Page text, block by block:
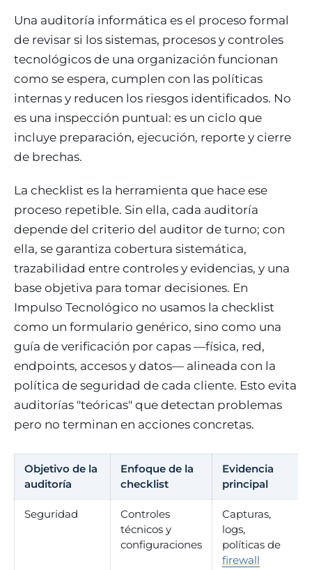
Una auditoría informática es el proceso formal
de revisar si los sistemas, procesos y controles
tecnológicos de una organización funcionan
como se espera, cumplen con las políticas
internas y reducen los riesgos identificados. No
es una inspección puntual: es un ciclo que
incluye preparación, ejecución, reporte y cierre
de brechas.
La checklist es la herramienta que hace ese
proceso repetible. Sin ella, cada auditoría
depende del criterio del auditor de turno; con
ella, se garantiza cobertura sistemática,
trazabilidad entre controles y evidencias, y una
base objetiva para tomar decisiones. En
Impulso Tecnológico no usamos la checklist
como un formulario genérico, sino como una
guía de verificación por capas —física, red,
endpoints, accesos y datos— alineada con la
política de seguridad de cada cliente. Esto evita
auditorías "teóricas" que detectan problemas
pero no terminan en acciones concretas.
Objetivo de la
auditoría
Enfoque de la
checklist
Evidencia
principal
Seguridad
Controles
técnicos y
configuraciones
Capturas,
logs,
políticas de
firewall